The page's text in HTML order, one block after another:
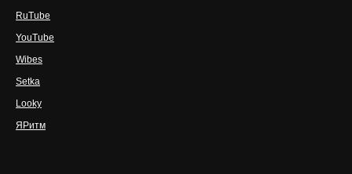
RuTube
YouTube
Wibes
Setka
Looky
ЯРитм